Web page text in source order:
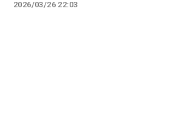
2026/03/26 22:03